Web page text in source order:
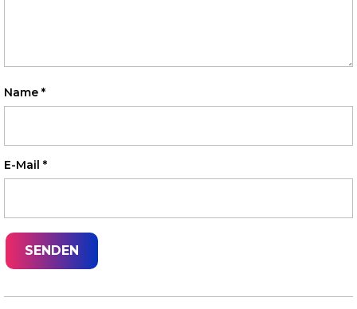
Name *
E-Mail *